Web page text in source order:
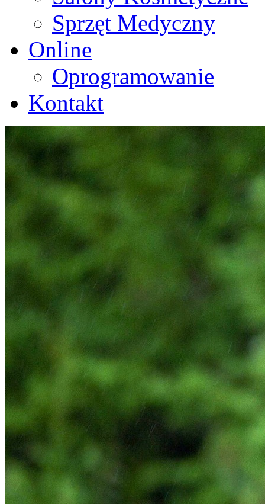
Sprzęt Medyczny
Online
Oprogramowanie
Kontakt